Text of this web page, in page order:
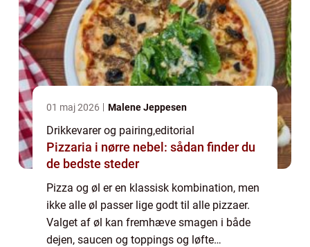
01 maj 2026 Malene Jeppesen
Drikkevarer og pairing,editorial
Pizzaria i nørre nebel: sådan finder du
de bedste steder
Pizza og øl er en klassisk kombination, men
ikke alle øl passer lige godt til alle pizzaer.
Valget af øl kan fremhæve smagen i både
dejen, saucen og toppings og løfte